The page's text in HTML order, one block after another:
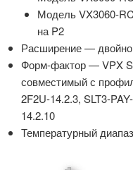
Модель VX3060-
на P2
Расширение —
Форм-фактор — VPX
совместимый с
2F2U-14.2.3, SLT3-
14.2.10
Температурный